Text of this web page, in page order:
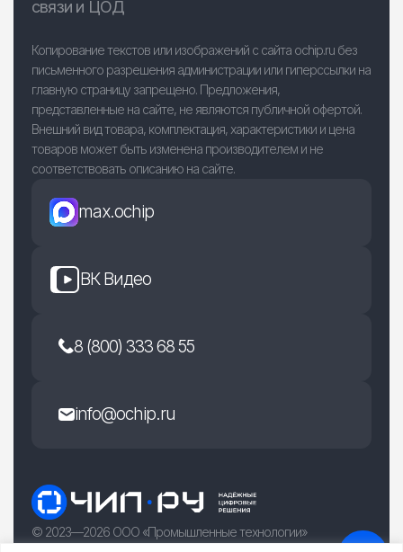
связи и ЦОД
Копирование текстов или изображений с сайта ochip.ru без
письменного разрешения администрации или гиперссылки на
главную страницу запрещено. Предложения,
представленные на сайте, не являются публичной офертой.
Внешний вид товара, комплектация, характеристики и цена
товаров может быть изменена производителем и не
соответствовать описанию на сайте.
max.ochip
ВК Видео
8 (800) 333 68 55
info@ochip.ru
© 2023—2026 ООО «Промышленные технологии»